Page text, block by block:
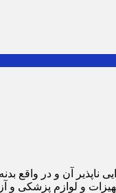
ناپذیر آن و در
و لوازم